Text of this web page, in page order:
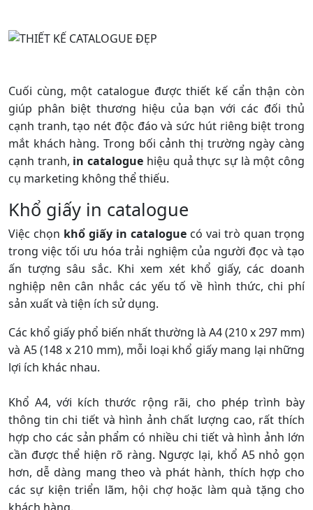
Cuối cùng, một catalogue được thiết kế cẩn thận còn
giúp phân biệt thương hiệu của bạn với các đối thủ
cạnh tranh, tạo nét độc đáo và sức hút riêng biệt trong
mắt khách hàng. Trong bối cảnh thị trường ngày càng
cạnh tranh, in catalogue hiệu quả thực sự là một công
cụ marketing không thể thiếu.
Khổ giấy in catalogue
Việc chọn khổ giấy in catalogue có vai trò quan trọng
trong việc tối ưu hóa trải nghiệm của người đọc và tạo
ấn tượng sâu sắc. Khi xem xét khổ giấy, các doanh
nghiệp nên cân nhắc các yếu tố về hình thức, chi phí
sản xuất và tiện ích sử dụng.
Các khổ giấy phổ biến nhất thường là A4 (210 x 297 mm)
và A5 (148 x 210 mm), mỗi loại khổ giấy mang lại những
lợi ích khác nhau.
Khổ A4, với kích thước rộng rãi, cho phép trình bày
thông tin chi tiết và hình ảnh chất lượng cao, rất thích
hợp cho các sản phẩm có nhiều chi tiết và hình ảnh lớn
cần được thể hiện rõ ràng. Ngược lại, khổ A5 nhỏ gọn
hơn, dễ dàng mang theo và phát hành, thích hợp cho
các sự kiện triển lãm, hội chợ hoặc làm quà tặng cho